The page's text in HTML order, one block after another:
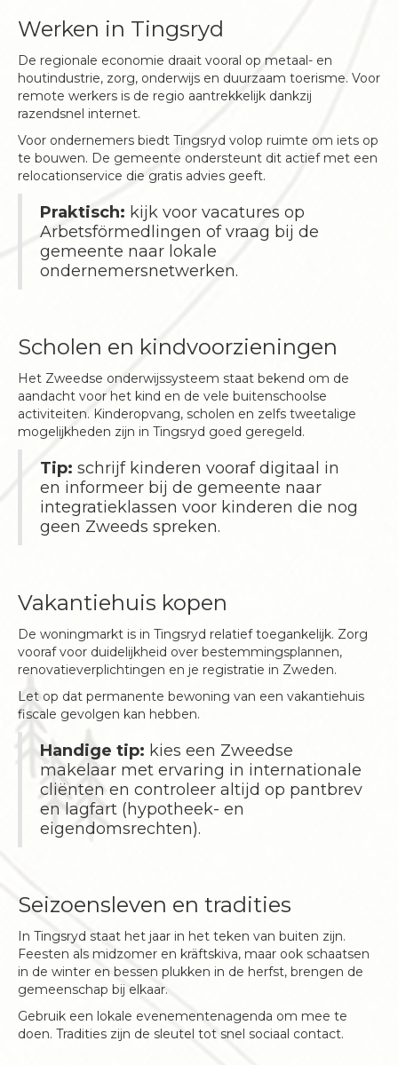
Werken in Tingsryd
De regionale economie draait vooral op metaal- en
houtindustrie, zorg, onderwijs en duurzaam toerisme. Voor
remote werkers is de regio aantrekkelijk dankzij
razendsnel internet.
Voor ondernemers biedt Tingsryd volop ruimte om iets op
te bouwen. De gemeente ondersteunt dit actief met een
relocationservice die gratis advies geeft.
Praktisch: kijk voor vacatures op
Arbetsförmedlingen of vraag bij de
gemeente naar lokale
ondernemersnetwerken.
Scholen en kindvoorzieningen
Het Zweedse onderwijssysteem staat bekend om de
aandacht voor het kind en de vele buitenschoolse
activiteiten. Kinderopvang, scholen en zelfs tweetalige
mogelijkheden zijn in Tingsryd goed geregeld.
Tip: schrijf kinderen vooraf digitaal in
en informeer bij de gemeente naar
integratieklassen voor kinderen die nog
geen Zweeds spreken.
Vakantiehuis kopen
De woningmarkt is in Tingsryd relatief toegankelijk. Zorg
vooraf voor duidelijkheid over bestemmingsplannen,
renovatieverplichtingen en je registratie in Zweden.
Let op dat permanente bewoning van een vakantiehuis
fiscale gevolgen kan hebben.
Handige tip: kies een Zweedse
makelaar met ervaring in internationale
cliënten en controleer altijd op pantbrev
en lagfart (hypotheek- en
eigendomsrechten).
Seizoensleven en tradities
In Tingsryd staat het jaar in het teken van buiten zijn.
Feesten als midzomer en kräftskiva, maar ook schaatsen
in de winter en bessen plukken in de herfst, brengen de
gemeenschap bij elkaar.
Gebruik een lokale evenementenagenda om mee te
doen. Tradities zijn de sleutel tot snel sociaal contact.